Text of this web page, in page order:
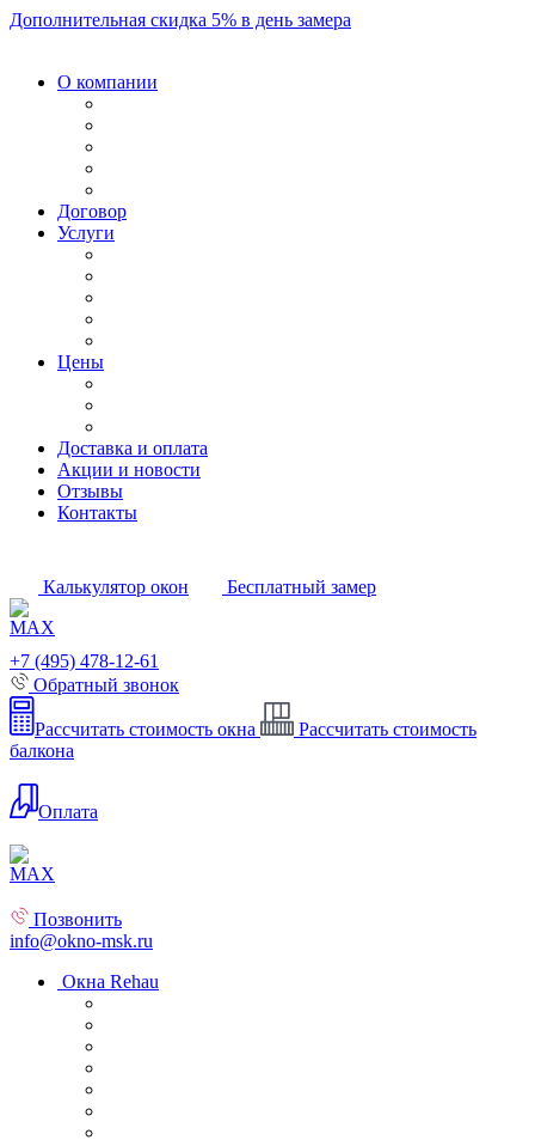
Дополнительная скидка 5% в день замера
О компании
Договор
Услуги
Цены
Доставка и оплата
Акции и новости
Отзывы
Контакты
Калькулятор окон Бесплатный замер
+7 (495) 478-12-61
Обратный звонок
Рассчитать стоимость окна
Рассчитать стоимость
балкона
Оплата
Позвонить
info@okno-msk.ru
Окна Rehau